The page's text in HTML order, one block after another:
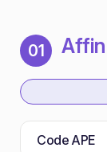
01
Code APE